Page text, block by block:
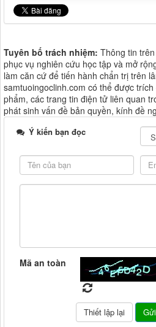
Tuyên bố trách nhiệm: Thông tin
phục vụ nghiên cứu học tập và mở
làm căn cứ để tiến hành chẩn trị trên
samtuoingoclinh.com có thể được
phẩm, các trang tin điện tử liên quan
phát sinh vấn đề bản quyền, kính đề
Ý kiến bạn đọc
Mã an toàn